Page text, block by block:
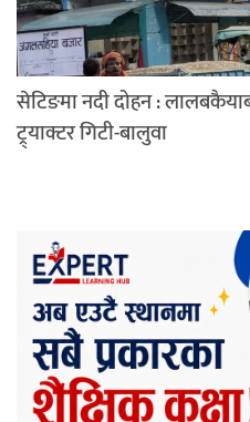
सेटिङमा नदी दोहन :
ट्र्याक्टर गिटी-बालुवा